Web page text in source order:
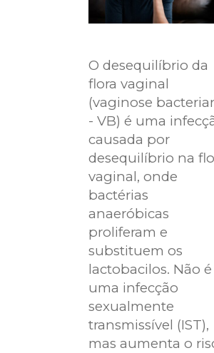
O desequilíbrio da
flora vaginal
(vaginose
- VB) é uma
causada por
desequilíbrio na
vaginal, onde
bactérias
anaeróbicas
proliferam e
substituem os
lactobacilos. Não é
uma infecção
sexualmente
transmissível (IST),
mas aumenta o